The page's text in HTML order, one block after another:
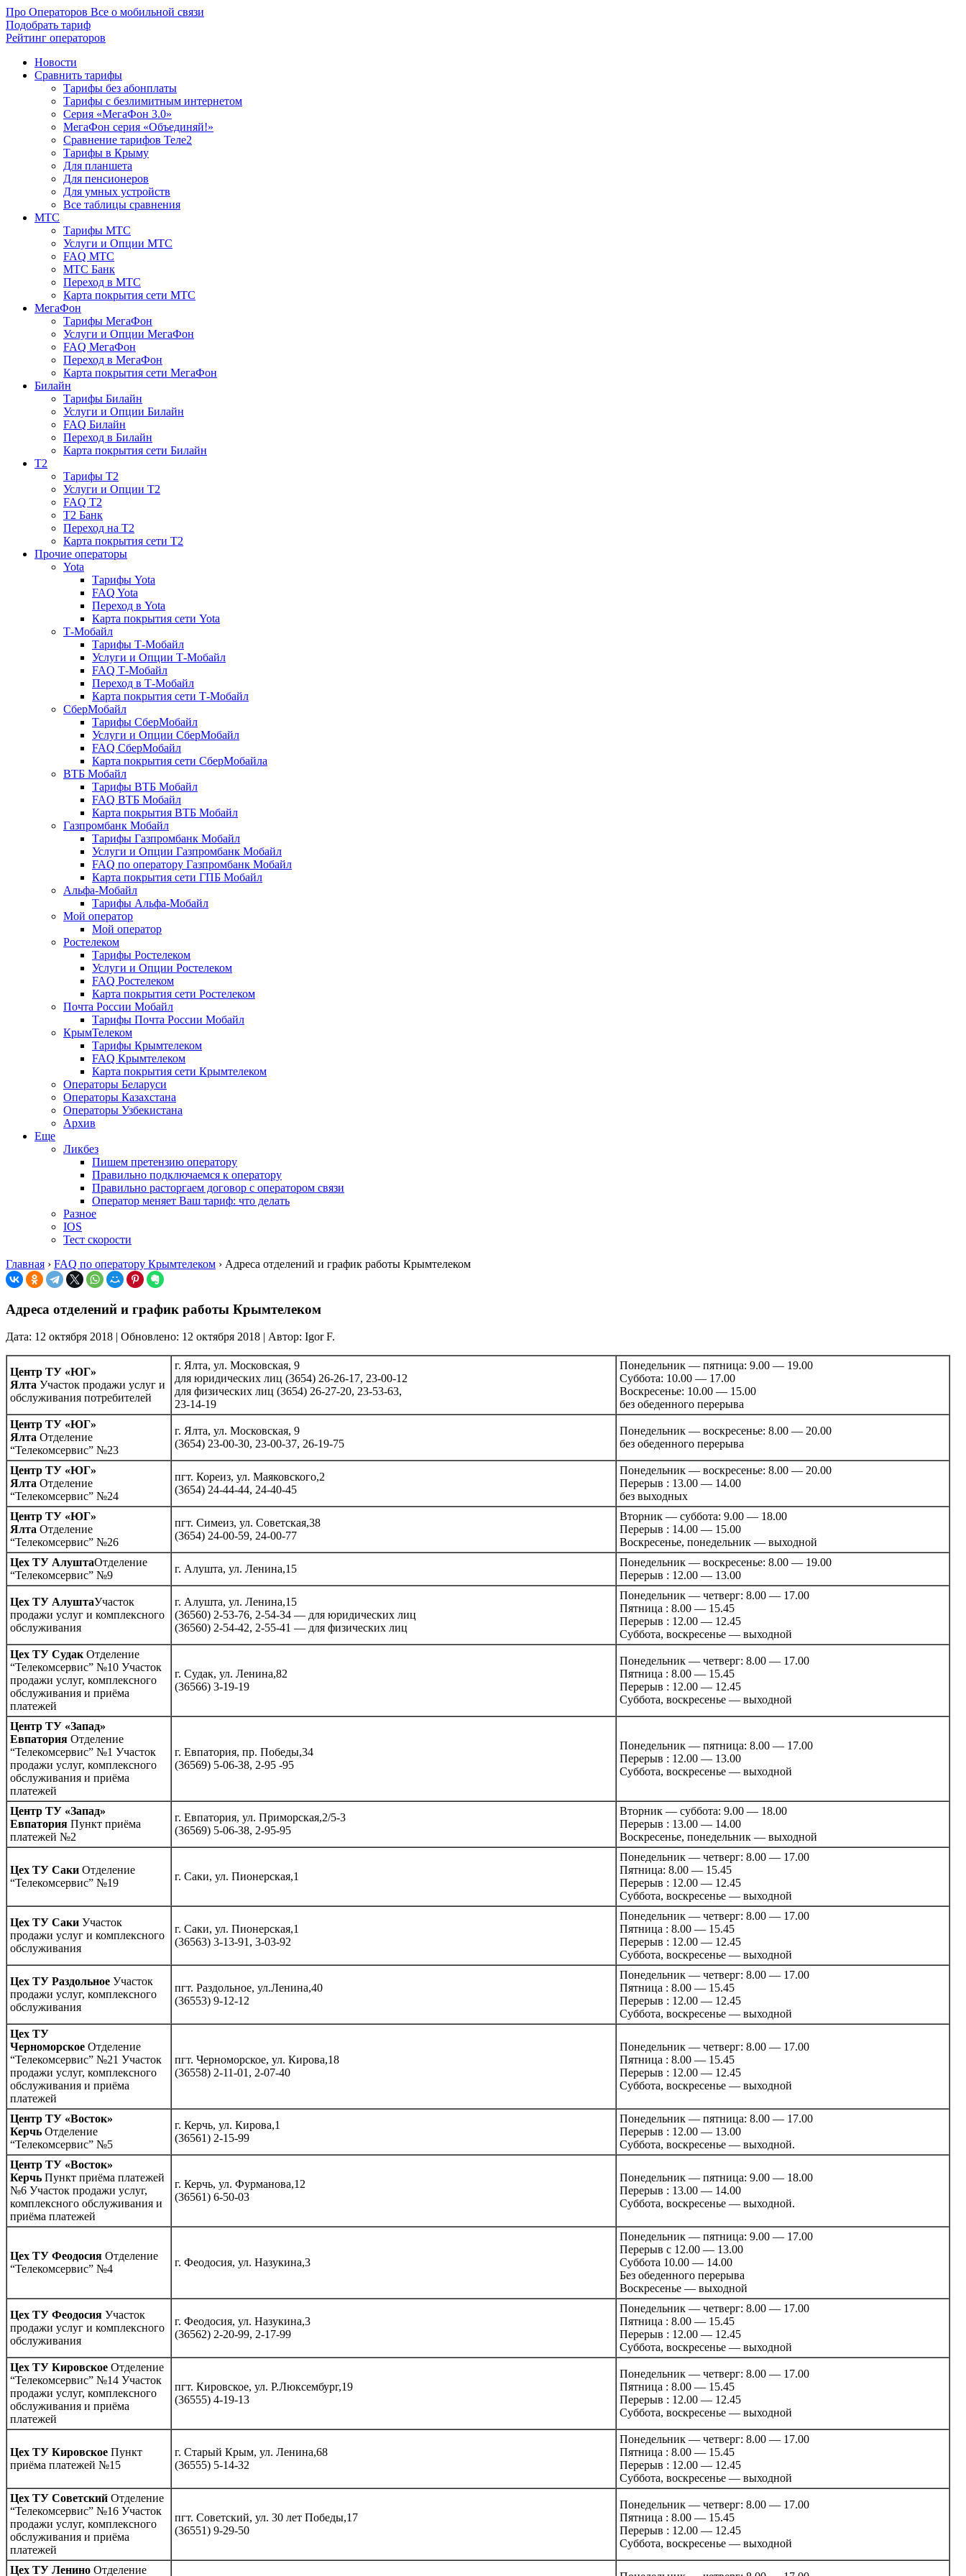
Про Операторов Все о мобильной связи
Подобрать тариф
Рейтинг операторов
Новости
Сравнить тарифы
Тарифы без абонплаты
Тарифы с безлимитным интернетом
Серия «МегаФон 3.0»
МегаФон серия «Объединяй!»
Сравнение тарифов Теле2
Тарифы в Крыму
Для планшета
Для пенсионеров
Для умных устройств
Все таблицы сравнения
МТС
Тарифы МТС
Услуги и Опции МТС
FAQ МТС
МТС Банк
Переход в МТС
Карта покрытия сети МТС
МегаФон
Тарифы МегаФон
Услуги и Опции МегаФон
FAQ МегаФон
Переход в МегаФон
Карта покрытия сети МегаФон
Билайн
Тарифы Билайн
Услуги и Опции Билайн
FAQ Билайн
Переход в Билайн
Карта покрытия сети Билайн
T2
Тарифы T2
Услуги и Опции T2
FAQ T2
T2 Банк
Переход на T2
Карта покрытия сети T2
Прочие операторы
Yota
Тарифы Yota
FAQ Yota
Переход в Yota
Карта покрытия сети Yota
Т-Мобайл
Тарифы Т-Мобайл
Услуги и Опции Т-Мобайл
FAQ Т-Мобайл
Переход в Т-Мобайл
Карта покрытия сети Т-Мобайл
СберМобайл
Тарифы СберМобайл
Услуги и Опции СберМобайл
FAQ СберМобайл
Карта покрытия сети СберМобайлa
ВТБ Мобайл
Тарифы ВТБ Мобайл
FAQ ВТБ Мобайл
Карта покрытия ВТБ Мобайл
Газпромбанк Мобайл
Тарифы Газпромбанк Мобайл
Услуги и Опции Газпромбанк Мобайл
FAQ по оператору Газпромбанк Мобайл
Карта покрытия сети ГПБ Мобайл
Альфа-Мобайл
Тарифы Альфа-Мобайл
Мой оператор
Мой оператор
Ростелеком
Тарифы Ростелеком
Услуги и Опции Ростелеком
FAQ Ростелеком
Карта покрытия сети Ростелеком
Почта России Мобайл
Тарифы Почта России Мобайл
КрымТелеком
Тарифы Крымтелеком
FAQ Крымтелеком
Карта покрытия сети Крымтелеком
Операторы Беларуси
Операторы Казахстана
Операторы Узбекистана
Архив
Еще
Ликбез
Пишем претензию оператору
Правильно подключаемся к оператору
Правильно расторгаем договор с оператором связи
Оператор меняет Ваш тариф: что делать
Разное
IOS
Тест скорости
Главная › FAQ по оператору Крымтелеком › Адреса отделений и график работы Крымтелеком
Адреса отделений и график работы Крымтелеком
Дата: 12 октября 2018 | Обновлено: 12 октября 2018 | Автор: Igor F.
Центр ТУ «ЮГ»
Ялта Участок продажи услуг и
обслуживания потребителей
г. Ялта, ул. Московская, 9
для юридических лиц (3654) 26-26-17, 23-00-12
для физических лиц (3654) 26-27-20, 23-53-63,
23-14-19
Понедельник — пятница: 9.00 — 19.00
Суббота: 10.00 — 17.00
Воскресенье: 10.00 — 15.00
без обеденного перерыва
Центр ТУ «ЮГ»
Ялта Отделение
“Телекомсервис” №23
г. Ялта, ул. Московская, 9
(3654) 23-00-30, 23-00-37, 26-19-75
Понедельник — воскресенье: 8.00 — 20.00
без обеденного перерыва
Центр ТУ «ЮГ»
Ялта Отделение
“Телекомсервис” №24
пгт. Кореиз, ул. Маяковского,2
(3654) 24-44-44, 24-40-45
Понедельник — воскресенье: 8.00 — 20.00
Перерыв : 13.00 — 14.00
без выходных
Центр ТУ «ЮГ»
Ялта Отделение
“Телекомсервис” №26
пгт. Симеиз, ул. Советская,38
(3654) 24-00-59, 24-00-77
Вторник — суббота: 9.00 — 18.00
Перерыв : 14.00 — 15.00
Воскресенье, понедельник — выходной
Цех ТУ АлуштаОтделение
“Телекомсервис” №9
г. Алушта, ул. Ленина,15
Понедельник — воскресенье: 8.00 — 19.00
Перерыв : 12.00 — 13.00
Цех ТУ АлуштаУчасток
продажи услуг и комплексного
обслуживания
г. Алушта, ул. Ленина,15
(36560) 2-53-76, 2-54-34 — для юридических лиц
(36560) 2-54-42, 2-55-41 — для физических лиц
Понедельник — четверг: 8.00 — 17.00
Пятница : 8.00 — 15.45
Перерыв : 12.00 — 12.45
Суббота, воскресенье — выходной
Цех ТУ СудакОтделение
“Телекомсервис” №10 Участок
продажи услуг, комплексного
обслуживания и приёма
платежей
г. Судак, ул. Ленина,82
(36566) 3-19-19
Понедельник — четверг: 8.00 — 17.00
Пятница : 8.00 — 15.45
Перерыв : 12.00 — 12.45
Суббота, воскресенье — выходной
Центр ТУ «Запад»
Евпатория Отделение
“Телекомсервис” №1 Участок
продажи услуг, комплексного
обслуживания и приёма
платежей
г. Евпатория, пр. Победы,34
(36569) 5-06-38, 2-95 -95
Понедельник — пятница: 8.00 — 17.00
Перерыв : 12.00 — 13.00
Суббота, воскресенье — выходной
Центр ТУ «Запад»
Евпатория Пункт приёма
платежей №2
г. Евпатория, ул. Приморская,2/5-3
(36569) 5-06-38, 2-95-95
Вторник — суббота: 9.00 — 18.00
Перерыв : 13.00 — 14.00
Воскресенье, понедельник — выходной
Цех ТУ Саки Отделение
“Телекомсервис” №19
г. Саки, ул. Пионерская,1
Понедельник — четверг: 8.00 — 17.00
Пятница: 8.00 — 15.45
Перерыв : 12.00 — 12.45
Суббота, воскресенье — выходной
Цех ТУ Саки Участок
продажи услуг и комплексного
обслуживания
г. Саки, ул. Пионерская,1
(36563) 3-13-91, 3-03-92
Понедельник — четверг: 8.00 — 17.00
Пятница : 8.00 — 15.45
Перерыв : 12.00 — 12.45
Суббота, воскресенье — выходной
Цех ТУ Раздольное Участок
продажи услуг, комплексного
обслуживания
пгт. Раздольное, ул.Ленина,40
(36553) 9-12-12
Понедельник — четверг: 8.00 — 17.00
Пятница : 8.00 — 15.45
Перерыв : 12.00 — 12.45
Суббота, воскресенье — выходной
Цех ТУ
Черноморское Отделение
“Телекомсервис” №21 Участок
продажи услуг, комплексного
обслуживания и приёма
платежей
пгт. Черноморское, ул. Кирова,18
(36558) 2-11-01, 2-07-40
Понедельник — четверг: 8.00 — 17.00
Пятница : 8.00 — 15.45
Перерыв : 12.00 — 12.45
Суббота, воскресенье — выходной
Центр ТУ «Восток»
Керчь Отделение
“Телекомсервис” №5
г. Керчь, ул. Кирова,1
(36561) 2-15-99
Понедельник — пятница: 8.00 — 17.00
Перерыв : 12.00 — 13.00
Суббота, воскресенье — выходной.
Центр ТУ «Восток»
Керчь Пункт приёма платежей
№6 Участок продажи услуг,
комплексного обслуживания и
приёма платежей
г. Керчь, ул. Фурманова,12
(36561) 6-50-03
Понедельник — пятница: 9.00 — 18.00
Перерыв : 13.00 — 14.00
Суббота, воскресенье — выходной.
Цех ТУ Феодосия Отделение
“Телекомсервис” №4
г. Феодосия, ул. Назукина,3
Понедельник — пятница: 9.00 — 17.00
Перерыв с 12.00 — 13.00
Суббота 10.00 — 14.00
Без обеденного перерыва
Воскресенье — выходной
Цех ТУ Феодосия Участок
продажи услуг и комплексного
обслуживания
г. Феодосия, ул. Назукина,3
(36562) 2-20-99, 2-17-99
Понедельник — четверг: 8.00 — 17.00
Пятница : 8.00 — 15.45
Перерыв : 12.00 — 12.45
Суббота, воскресенье — выходной
Цех ТУ Кировское Отделение
“Телекомсервис” №14 Участок
продажи услуг, комплексного
обслуживания и приёма
платежей
пгт. Кировское, ул. Р.Люксембург,19
(36555) 4-19-13
Понедельник — четверг: 8.00 — 17.00
Пятница : 8.00 — 15.45
Перерыв : 12.00 — 12.45
Суббота, воскресенье — выходной
Цех ТУ Кировское Пункт
приёма платежей №15
г. Старый Крым, ул. Ленина,68
(36555) 5-14-32
Понедельник — четверг: 8.00 — 17.00
Пятница : 8.00 — 15.45
Перерыв : 12.00 — 12.45
Суббота, воскресенье — выходной
Цех ТУ Советский Отделение
“Телекомсервис” №16 Участок
продажи услуг, комплексного
обслуживания и приёма
платежей
пгт. Советский, ул. 30 лет Победы,17
(36551) 9-29-50
Понедельник — четверг: 8.00 — 17.00
Пятница : 8.00 — 15.45
Перерыв : 12.00 — 12.45
Суббота, воскресенье — выходной
Цех ТУ Ленино Отделение